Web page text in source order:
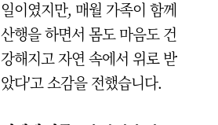
일이였지만, 매월 가족이 함께
산행을 하면서 몸도 마음도 건
강해지고 자연 속에서 위로 받
았다'고 소감을 전했습니다.